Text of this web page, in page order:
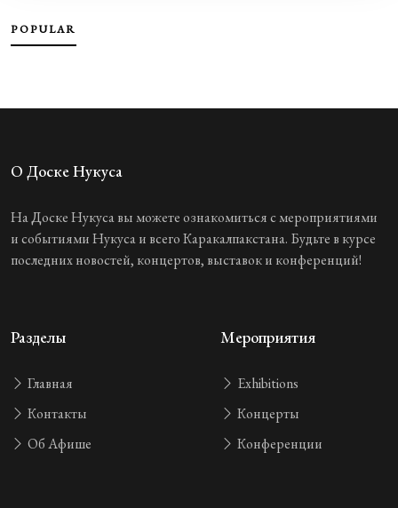
POPULAR
О Доске Нукуса
На Доске Нукуса вы можете ознакомиться с мероприятиями
и событиями Нукуса и всего Каракалпакстана. Будьте в курсе
последних новостей, концертов, выставок и конференций!
Разделы
Главная
Контакты
Об Афише
Мероприятия
Exhibitions
Концерты
Конференции